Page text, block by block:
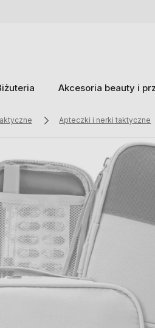
Akcesoria beauty i
Apteczki i nerki taktyczne